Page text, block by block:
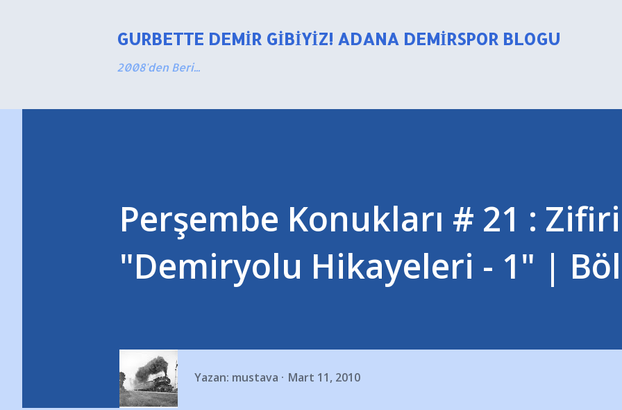
GURBETTE DEMIR GIBIYIZ! ADANA DEMIRSPOR BLOGU
2008'den Beri...
Perşembe Konukları # 21 : Zifiri
"Demiryolu Hikayeleri - 1" |
Yazan: mustava Mart 11, 2010